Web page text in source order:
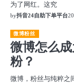
为了网红。这究
by抖音24自助下单平台
微博粉丝
微博怎么
粉？
微博，粉丝与纯粹之